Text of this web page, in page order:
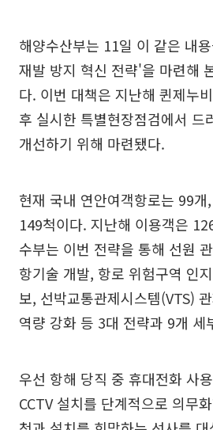
해양수산부는 11일 이 같은 내
재발 방지 혁신 전략'을 마련해
다. 이번 대책은 지난해 퀸제누
후 실시한 특별현장점검에서 드
개선하기 위해 마련됐다.
현재 국내 연안여객항로는 99
149척이다. 지난해 이용객은
수부는 이번 전략을 통해 선원
항기술 개발, 항로 위험구역 인
보, 선박교통관제시스템(VTS)
역량 강화 등 3대 전략과 9개 세
우선 항해 당직 중 휴대전화 사
CCTV 설치를 단계적으로 의무